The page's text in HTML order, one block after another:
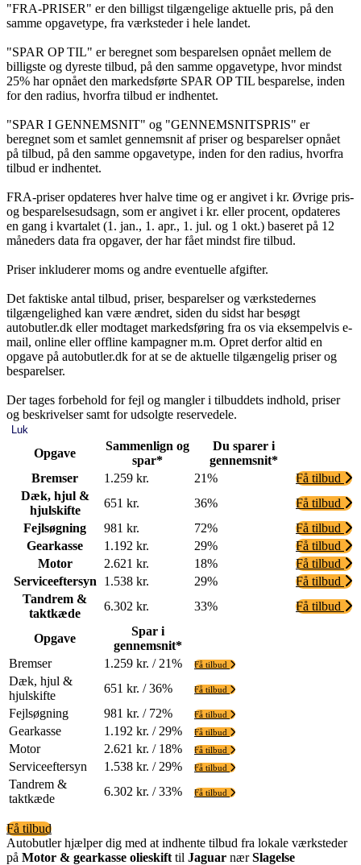
"FRA-PRISER" er den billigst tilgængelige aktuelle pris, på den
samme opgavetype, fra værksteder i hele landet.
"SPAR OP TIL" er beregnet som besparelsen opnået mellem de
billigste og dyreste tilbud, på den samme opgavetype, hvor mindst
25% har opnået den markedsførte SPAR OP TIL besparelse, inden
for den radius, hvorfra tilbud er indhentet.
"SPAR I GENNEMSNIT" og "GENNEMSNITSPRIS" er
beregnet som et samlet gennemsnit af priser og besparelser opnået
på tilbud, på den samme opgavetype, inden for den radius, hvorfra
tilbud er indhentet.
FRA-priser opdateres hver halve time og er angivet i kr. Øvrige pris-
og besparelsesudsagn, som er angivet i kr. eller procent, opdateres
en gang i kvartalet (1. jan., 1. apr., 1. jul. og 1 okt.) baseret på 12
måneders data fra opgaver, der har fået mindst fire tilbud.
Priser inkluderer moms og andre eventuelle afgifter.
Det faktiske antal tilbud, priser, besparelser og værkstedernes
tilgængelighed kan være ændret, siden du sidst har besøgt
autobutler.dk eller modtaget markedsføring fra os via eksempelvis e-
mail, online eller offline kampagner m.m. Opret derfor altid en
opgave på autobutler.dk for at se de aktuelle tilgængelig priser og
besparelser.
Der tages forbehold for fejl og mangler i tilbuddets indhold, priser
og beskrivelser samt for udsolgte reservedele.
Luk
Opgave
Sammenlign og
spar*
Du sparer i
gennemsnit*
Bremser
1.259 kr. 21%
Få tilbud
Dæk, hjul &
hjulskifte
651 kr. 36%
Få tilbud
Fejlsøgning
981 kr. 72%
Få tilbud
Gearkasse
1.192 kr. 29%
Få tilbud
Motor
2.621 kr. 18%
Få tilbud
Serviceeftersyn
1.538 kr. 29%
Få tilbud
Tandrem &
taktkæde
6.302 kr. 33% Få tilbud
Opgave
Spar i
gennemsnit*
Bremser
1.259 kr. / 21% Få tilbud
Dæk, hjul &
hjulskifte
651 kr. / 36% Få tilbud
Fejlsøgning 981 kr. / 72% Få tilbud
Gearkasse 1.192 kr. / 29% Få tilbud
Motor 2.621 kr. / 18% Få tilbud
Serviceeftersyn 1.538 kr. / 29% Få tilbud
Tandrem &
taktkæde
6.302 kr. / 33% Få tilbud
Få tilbud
Autobutler hjælper dig med at indhente tilbud fra lokale værksteder
på Motor & gearkasse olieskift til Jaguar nærSlagelse